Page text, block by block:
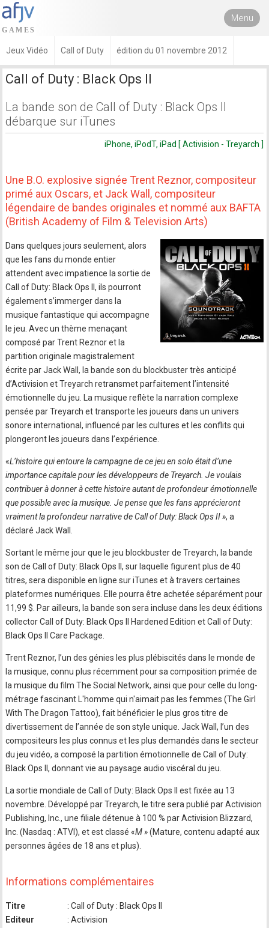
Menu
Jeux Vidéo Call of Duty édition du 01 novembre 2012
Call of Duty : Black Ops II
La bande son de Call of Duty : Black Ops II
débarque sur iTunes
iPhone, iPodT, iPad [ Activision - Treyarch ]
Une B.O. explosive signée Trent Reznor, compositeur
primé aux Oscars, et Jack Wall, compositeur
légendaire de bandes originales et nommé aux BAFTA
(British Academy of Film & Television Arts)
Dans quelques jours seulement, alors
que les fans du monde entier
attendent avec impatience la sortie de
Call of Duty: Black Ops II, ils pourront
également s’immerger dans la
musique fantastique qui accompagne
le jeu. Avec un thème menaçant
composé par Trent Reznor et la
partition originale magistralement
écrite par Jack Wall, la bande son du blockbuster très anticipé
d’Activision et Treyarch retransmet parfaitement l’intensité
émotionnelle du jeu. La musique reflète la narration complexe
pensée par Treyarch et transporte les joueurs dans un univers
sonore international, influencé par les cultures et les conflits qui
plongeront les joueurs dans l’expérience.
«L’histoire qui entoure la campagne de ce jeu en solo était d’une
importance capitale pour les développeurs de Treyarch. Je voulais
contribuer à donner à cette histoire autant de profondeur émotionnelle
que possible avec la musique. Je pense que les fans apprécieront
vraiment la profondeur narrative de Call of Duty: Black Ops II », a
déclaré Jack Wall.
Sortant le même jour que le jeu blockbuster de Treyarch, la bande
son de Call of Duty: Black Ops II, sur laquelle figurent plus de 40
titres, sera disponible en ligne sur iTunes et à travers certaines
plateformes numériques. Elle pourra être achetée séparément pour
11,99 $. Par ailleurs, la bande son sera incluse dans les deux éditions
collector Call of Duty: Black Ops II Hardened Edition et Call of Duty:
Black Ops II Care Package.
Trent Reznor, l’un des génies les plus plébiscités dans le monde de
la musique, connu plus récemment pour sa composition primée de
la musique du film The Social Network, ainsi que pour celle du long-
métrage fascinant L'homme qui n'aimait pas les femmes (The Girl
With The Dragon Tattoo), fait bénéficier le plus gros titre de
divertissement de l’année de son style unique. Jack Wall, l’un des
compositeurs les plus connus et les plus demandés dans le secteur
du jeu vidéo, a composé la partition émotionnelle de Call of Duty:
Black Ops II, donnant vie au paysage audio viscéral du jeu.
La sortie mondiale de Call of Duty: Black Ops II est fixée au 13
novembre. Développé par Treyarch, le titre sera publié par Activision
Publishing, Inc., une filiale détenue à 100 % par Activision Blizzard,
Inc. (Nasdaq : ATVI), et est classé «M »(Mature, contenu adapté aux
personnes âgées de 18 ans et plus).
Informations complémentaires
Titre
: Call of Duty : Black Ops II
Editeur
: Activision